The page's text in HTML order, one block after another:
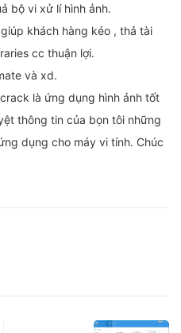
bộ vi xử lí hình ảnh.
khách hàng kéo , thả tài
cc thuận lợi.
và xd.
là ứng dụng hình ảnh tốt
thông tin của bọn tôi những
dụng cho máy vi tính. Chúc